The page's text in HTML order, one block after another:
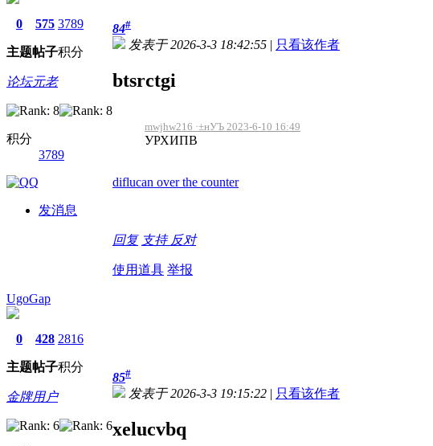
0
主题
575
帖子
3789
积分
论坛元老
积分
3789
发消息
84#
发表于 2026-3-3 18:42:55 | 只看该作者
btsrctgi
mwjhw216 ·±нУЪ 2023-6-10 16:49
УРХИПВ
diflucan over the counter
回复 支持 反对
使用道具 举报
UgoGap
0
主题
428
帖子
2816
积分
金牌用户
85#
发表于 2026-3-3 19:15:22 | 只看该作者
xelucvbq